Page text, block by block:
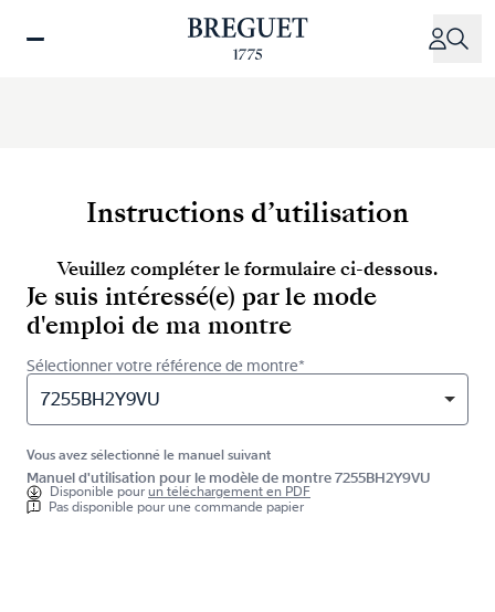
Instructions d’utilisation
Veuillez compléter le formulaire ci-dessous.
Je suis intéressé(e) par le mode
d'emploi de ma montre
Sélectionner votre référence de montre*
7255BH2Y9VU
Vous avez sélectionné le manuel suivant
Manuel d'utilisation pour le modèle de montre 7255BH2Y9VU
Disponible pourun téléchargement en PDF
Pas disponible pour une commande papier